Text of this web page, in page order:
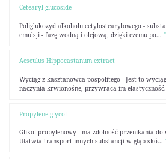
Cetearyl glucoside
Poliglukozyd alkoholu cetylostearylowego -
emulsji - fazę wodną i olejową, dzięki czemu po...
Aesculus Hippocastanum extract
Wyciąg z kasztanowca pospolitego - Jest to
naczynia krwionośne, przywraca im
Propylene glycol
Glikol propylenowy - ma zdolność przenikania
Ułatwia transport innych substancji w głąb skó...